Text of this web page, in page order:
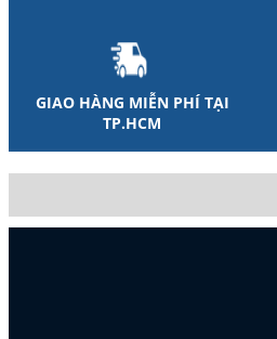
GIAO HÀNG MIỄN PHÍ TẠI
TP.HCM